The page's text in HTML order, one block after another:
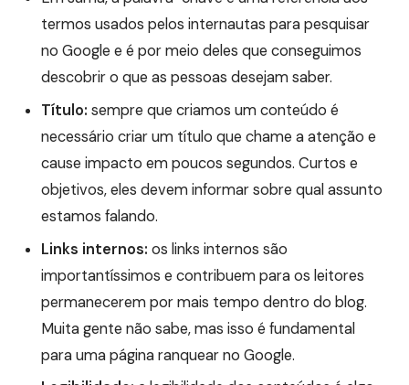
termos usados pelos internautas para pesquisar
no Google e é por meio deles que conseguimos
descobrir o que as pessoas desejam saber.
Título: sempre que criamos um conteúdo é
necessário criar um título que chame a atenção e
cause impacto em poucos segundos. Curtos e
objetivos, eles devem informar sobre qual assunto
estamos falando.
Links internos: os links internos são
importantíssimos e contribuem para os leitores
permanecerem por mais tempo dentro do blog.
Muita gente não sabe, mas isso é fundamental
para uma página ranquear no Google.